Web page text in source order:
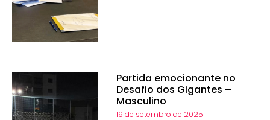
Partida emocionante no
Desafio dos Gigantes –
Masculino
19 de setembro de 2025